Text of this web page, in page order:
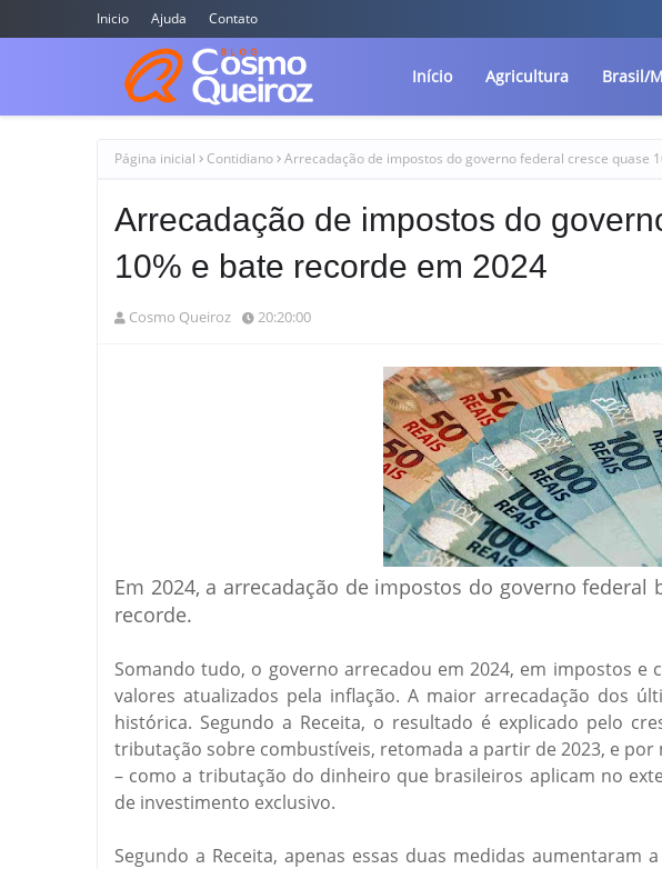
Inicio Ajuda Contato
Início Agricultura Brasil/
Página inicial Contidiano Arrecadação de impostos do governo federal cresce quase
Arrecadação de impostos do
10% e bate recorde em 2024
Cosmo Queiroz 20:20:00
Em 2024, a arrecadação de impostos do governo federal
recorde.
Somando tudo, o governo arrecadou em 2024, em impostos e
valores atualizados pela inflação. A maior arrecadação dos
histórica. Segundo a Receita, o resultado é explicado pelo
tributação sobre combustíveis, retomada a partir de 2023, e
– como a tributação do dinheiro que brasileiros aplicam no
de investimento exclusivo.
Segundo a Receita, apenas essas duas medidas aumentaram